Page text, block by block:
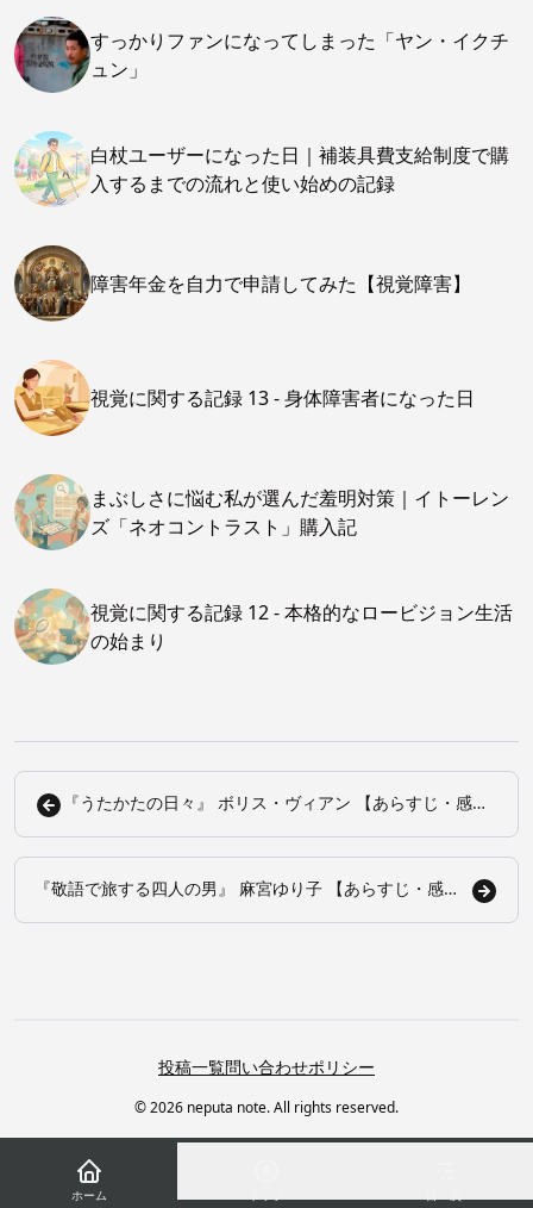
すっかりファンになってしまった「ヤン・イクチ
ュン」
白杖ユーザーになった日｜補装具費支給制度で購
入するまでの流れと使い始めの記録
障害年金を自力で申請してみた【視覚障害】
視覚に関する記録 13 - 身体障害者になった日
まぶしさに悩む私が選んだ羞明対策｜イトーレン
ズ「ネオコントラスト」購入記
視覚に関する記録 12 - 本格的なロービジョン生活
の始まり
『うたかたの日々』 ボリス・ヴィアン 【あらすじ・感
『敬語で旅する四人の男』 麻宮ゆり子 【あらすじ・感
投稿一覧問い合わせポリシー
© 2026 neputa note. All rights reserved.
ホーム